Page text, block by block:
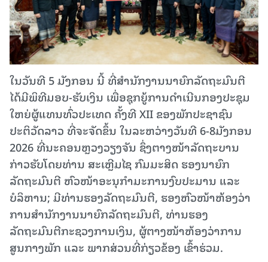
ໃນວັນທີ 5 ມັງກອນ ນີ້ ທີ່ສໍານັກງານນາຍົກລັດຖະມົນຕີ
ໄດ້ມີພິທີມອບ-ຮັບເງິນ ເພື່ອຊຸກຍູ້ການດຳເນີນກອງປະຊຸມ
ໃຫຍ່ຜູ້ແທນທົ່ວປະເທດ ຄັ້ງທີ XII ຂອງພັກປະຊາຊົນ
ປະຕິວັດລາວ ທີ່ຈະຈັດຂຶ້ນ ໃນລະຫວ່າງວັນທີ 6-8ມັງກອນ
2026 ທີ່ນະຄອນຫຼວງວຽງຈັນ ຊຶ່ງຕາງໜ້າລັດຖະບານ
ກ່າວຮັບໂດຍທ່ານ ສະເຫຼີມໄຊ ກົມມະສິດ ຮອງນາຍົກ
ລັດຖະມົນຕີ ຫົວໜ້າອະນຸກໍາມະການງົບປະມານ ແລະ
ບໍລິຫານ; ມີທ່ານຮອງລັດຖະມົນຕີ, ຮອງຫົວໜ້າຫ້ອງວ່າ
ການສຳນັກງານນາຍົກລັດຖະມົນຕີ, ທ່ານຮອງ
ລັດຖະມົນຕີກະຊວງການເງິນ, ຜູ້ຕາງໜ້າຫ້ອງວ່າການ
ສູນກາງພັກ ແລະ ພາກສ່ວນທີ່ກ່ຽວຂ້ອງ ເຂົ້າຮ່ວມ.